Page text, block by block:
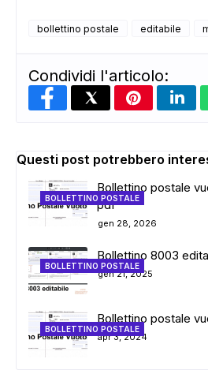
bollettino postale editabile
Condividi l'articolo:
Questi post potrebbero
BOLLETTINO POSTALE
Bollettino postale
pdf
gen 28, 2026
BOLLETTINO POSTALE
Bollettino 8003
gen 21, 2025
BOLLETTINO POSTALE
Bollettino postale
apr 3, 2024